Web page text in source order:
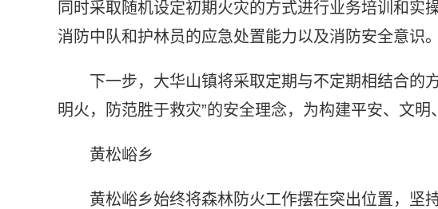
同时采取随机设定初期火灾的方式进行业务培训和实
消防中队和护林员的应急处置能力以及消防安全意识。
下一步，大华山镇将采取定期与不定期相结合的
明火，防范胜于救灾”的安全理念，为构建平安、文明
黄松峪乡
黄松峪乡始终将森林防火工作摆在突出位置，坚